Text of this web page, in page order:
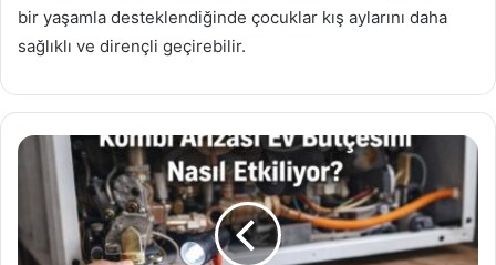
bir yaşamla desteklendiğinde çocuklar kış aylarını daha
sağlıklı ve dirençli geçirebilir.